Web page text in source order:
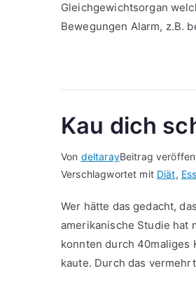
Gleichgewichtsorgan
Bewegungen Alarm, z.B.
Kau dich
Von deltarayBeitrag
Verschlagwortet mit Diät,
Wer hätte das gedacht,
amerikanische Studie hat
konnten durch 40maliges
kaute. Durch das